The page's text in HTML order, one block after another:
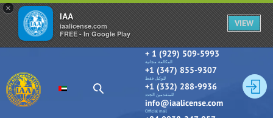
×
IAA
iaalicense.com
FREE - In Google Play
VIEW
+ 1 (929) 509-5993
المكالمة مجانية
+1 (347) 855-9307
للوكيل فقط
+1 (332) 288-9936
للمتقدمين الجدد
info@iaalicense.com
Official mail